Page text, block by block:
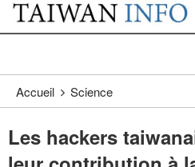
Passer au contenu principal
:::
Accueil Science
Les hackers